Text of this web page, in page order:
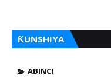
ƘUNSHIYA
ABINCI